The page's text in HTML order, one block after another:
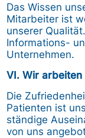
Das Wissen
Mitarbeiter ist
unserer
Informations-
Unternehmen.
VI. Wir
Die
Patienten ist
ständige
von uns